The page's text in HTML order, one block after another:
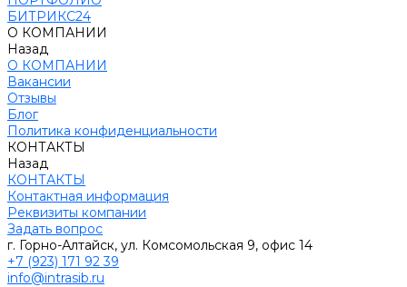
БИТРИКС24
О КОМПАНИИ
Назад
О КОМПАНИИ
Вакансии
Отзывы
Блог
Политика конфиденциальности
КОНТАКТЫ
Назад
КОНТАКТЫ
Контактная информация
Реквизиты компании
Задать вопрос
г. Горно-Алтайск, ул. Комсомольская 9, офис 14
+7 (923) 171 92 39
info@intrasib.ru